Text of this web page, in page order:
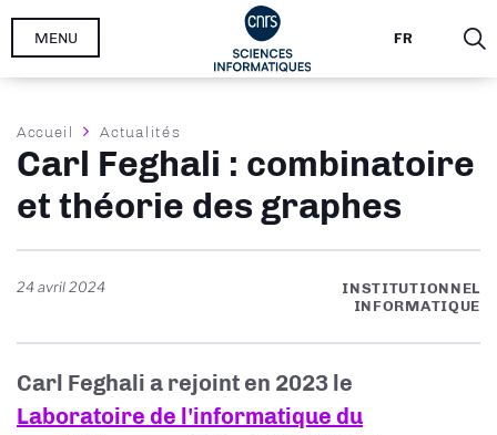
Aller
FR
MENU
Fil
d'Ariane
Accueil Actualités
Carl Feghali : combinatoire
et théorie des graphes
24 avril 2024
INSTITUTIONNEL
INFORMATIQUE
Carl Feghali a rejoint en 2023 le
Laboratoire de l'informatique du